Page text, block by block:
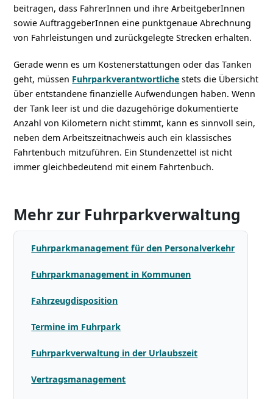
beitragen, dass FahrerInnen und ihre ArbeitgeberInnen
sowie AuftraggeberInnen eine punktgenaue Abrechnung
von Fahrleistungen und zurückgelegte Strecken erhalten.
Gerade wenn es um Kostenerstattungen oder das Tanken
geht, müssen Fuhrparkverantwortliche stets die Übersicht
über entstandene finanzielle Aufwendungen haben. Wenn
der Tank leer ist und die dazugehörige dokumentierte
Anzahl von Kilometern nicht stimmt, kann es sinnvoll sein,
neben dem Arbeitszeitnachweis auch ein klassisches
Fahrtenbuch mitzuführen. Ein Stundenzettel ist nicht
immer gleichbedeutend mit einem Fahrtenbuch.
Mehr zur Fuhrparkverwaltung
Fuhrparkmanagement für den Personalverkehr
Fuhrparkmanagement in Kommunen
Fahrzeugdisposition
Termine im Fuhrpark
Fuhrparkverwaltung in der Urlaubszeit
Vertragsmanagement